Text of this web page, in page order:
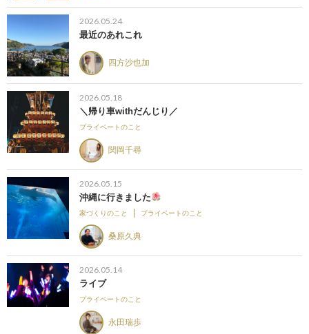
2026.05.24
最近のあれこれ
四方沙也加
2026.05.18
＼帰り車withだんじり／
プライベートのこと
関岡千尋
2026.05.15
沖縄に行きました
家づくりのこと プライベートのこと
桑原久典
2026.05.14
ライブ
プライベートのこと
永田瑞歩